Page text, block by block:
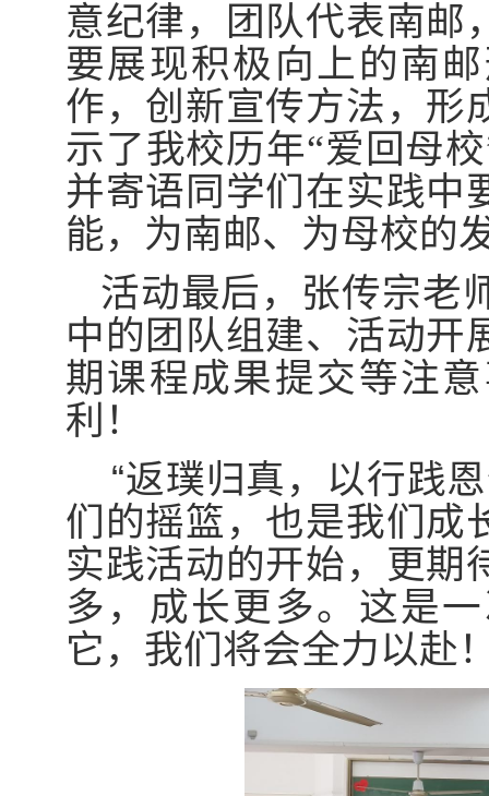
意纪律，团队代表南邮
要展现积极向上的南
作，创新宣传方法，形
示了我校历年“爱回母
并寄语同学们在实践中
能，为南邮、为母校的
活动最后，张传宗老
中的团队组建、活动开
期课程成果提交等注
利！
“返璞归真，以行践
们的摇篮，也是我们成
实践活动的开始，更期
多，成长更多。这是
它，我们将会全力以赴